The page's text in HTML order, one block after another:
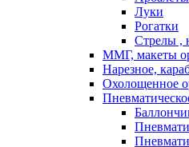
Луки
Рогатки
Стрелы ,
ММГ, макеты
Нарезное,
Охолощенное